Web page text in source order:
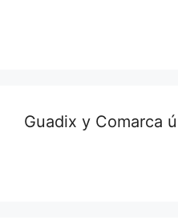
Guadix y Comarca